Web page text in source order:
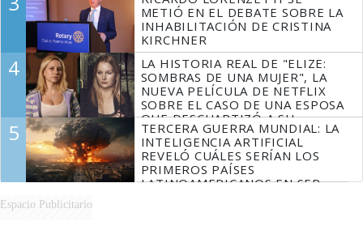
METIÓ EN EL DEBATE SOBRE LA
INHABILITACIÓN DE CRISTINA
KIRCHNER
4
LA HISTORIA REAL DE "ELIZE:
SOMBRAS DE UNA MUJER", LA
NUEVA PELÍCULA DE NETFLIX
SOBRE EL CASO DE UNA ESPOSA
QUE DESCUARTIZÓ A SU
MARIDO
5
TERCERA GUERRA MUNDIAL: LA
INTELIGENCIA ARTIFICIAL
REVELÓ CUÁLES SERÍAN LOS
PRIMEROS PAÍSES
LATINOAMERICANOS EN SER
Espacio Publicitario